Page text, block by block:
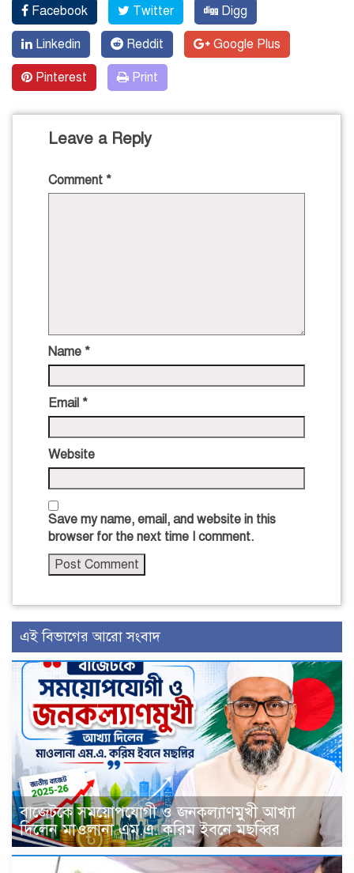
Facebook Twitter Digg
Linkedin Reddit Google Plus
Pinterest Print
Leave a Reply
Comment *
Name *
Email *
Website
Save my name, email, and website in this
browser for the next time I comment.
এই বিভাগের আরো সংবাদ
বাজেটকে সময়োপযোগী ও জনকল্যাণমুখী আখ্যা
দিলেন মাওলানা এম.এ. করিম ইবনে মছব্বির